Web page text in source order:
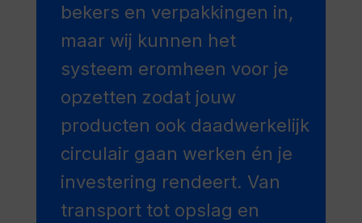
bekers en verpakkingen in,
maar wij kunnen het
systeem eromheen voor je
opzetten zodat jouw
producten ook daadwerkelijk
circulair gaan werken én je
investering rendeert. Van
transport tot opslag en